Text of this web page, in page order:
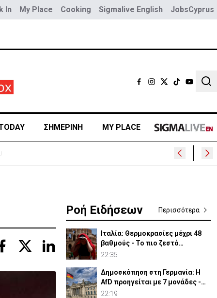
In My Place Cooking Sigmalive English JobsCyprus
ΣΗΜΕΡΙΝΗ MY PLACE
Ροή Ειδήσεων Περισσότερα
Ιταλία: Θερμοκρασίες μέχρι 48
βαθμούς - Το πιο ζεστό
καλοκαίρι των 100 χρόνων
22:35
Δημοσκόπηση στη Γερμανία: Η
AfD προηγείται με 7 μονάδες -
Διεύρυνε τη διαφορά
22:19